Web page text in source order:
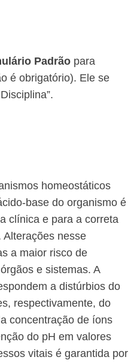
Padrão para
é obrigatório). Ele se
homeostáticos
base do organismo é
clínica e para a correta
Alterações nesse
a maior risco de
e sistemas. A
a distúrbios do
respectivamente, do
concentração de íons
do pH em valores
vitais é garantida por